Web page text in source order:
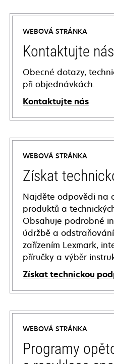
WEBOVÁ STRÁNKA
Kontaktujte nás
Obecné dotazy,
při objednávkách.
Kontaktujte nás
WEBOVÁ STRÁNKA
Získat
Najděte odpovědi na
produktů a
Obsahuje podrobné
údržbě a
zařízením Lexmark,
příručky a výběr
Získat technickou
opens
in
new
tab
WEBOVÁ STRÁNKA
Programy